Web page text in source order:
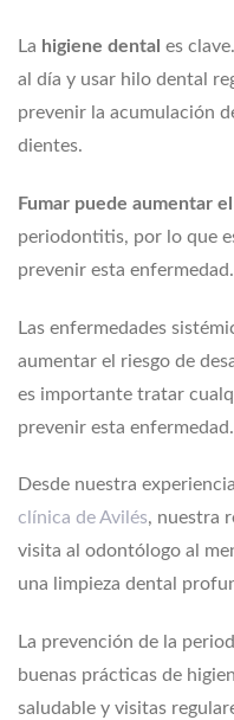
La higiene dental es
al día y usar hilo dental
prevenir la acumulación
dientes.
Fumar puede aumentar
periodontitis, por lo que
prevenir esta enfermedad.
Las enfermedades
aumentar el riesgo de
es importante tratar
prevenir esta enfermedad.
Desde nuestra
clínica de Avilés, nuestra
visita al odontólogo al
una limpieza dental
La prevención de la
buenas prácticas de
saludable y visitas